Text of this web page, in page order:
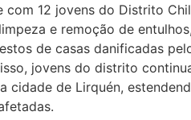
com 12 jovens do Distrito
e remoção de
de casas danificadas
jovens do distrito
cidade de Lirquén,